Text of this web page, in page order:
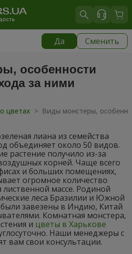
Да Сменить
особенности
за ними
цветах > Виды монстеры,
лиана из семейства
объединяет около 50 видов.
растение получило из-за
корней. Чаще всего
и больших помещениях,
огромное количество
лиственной массе. Родиной
леса Бразилии и Южной
завезены в Индию, Китай
Комнатная монстера,
и цветы в Харькове
Наши менеджеры с
вам свои консультации.